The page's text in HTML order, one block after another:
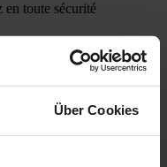
Über Cookies
en toute sécurité